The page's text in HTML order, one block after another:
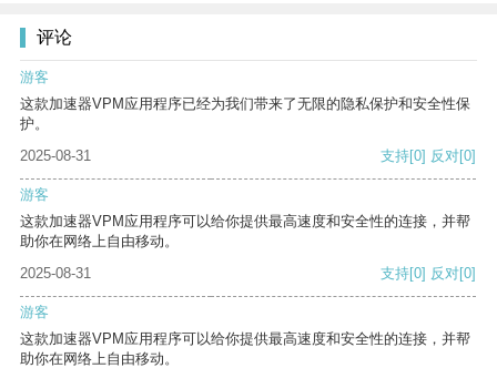
评论
游客
这款加速器VPM应用程序已经为我们带来了无限的隐私保护和安全性保
护。
2025-08-31
支持[0] 反对[0]
游客
这款加速器VPM应用程序可以给你提供最高速度和安全性的连接，并帮
助你在网络上自由移动。
2025-08-31
支持[0] 反对[0]
游客
这款加速器VPM应用程序可以给你提供最高速度和安全性的连接，并帮
助你在网络上自由移动。